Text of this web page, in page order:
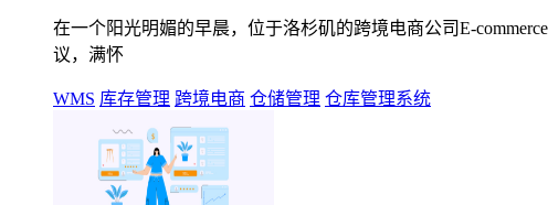
在一个阳光明媚的早晨，位于洛杉矶的跨境电商公司E-
议，满怀
WMS 库存管理 跨境电商 仓储管理 仓库管理系统